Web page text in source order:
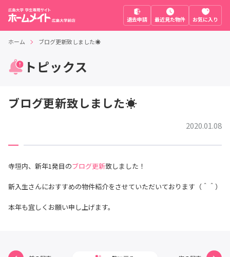
退去申請 最近見た物件 お気に入り
ホーム ブログ更新致しました☀
トピックス
ブログ更新致しました☀
2020.01.08
寺垣内、新年1発目のブログ更新致しました！
新入生さんにおすすめの物件紹介をさせていただいております（＾＾）
本年も宜しくお願い申し上げます。